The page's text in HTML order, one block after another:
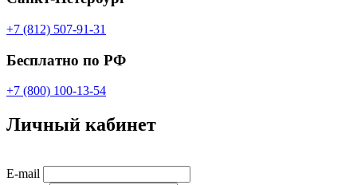
+7 (812) 507-91-31
Бесплатно по РФ
+7 (800) 100-13-54
Личный кабинет
E-mail